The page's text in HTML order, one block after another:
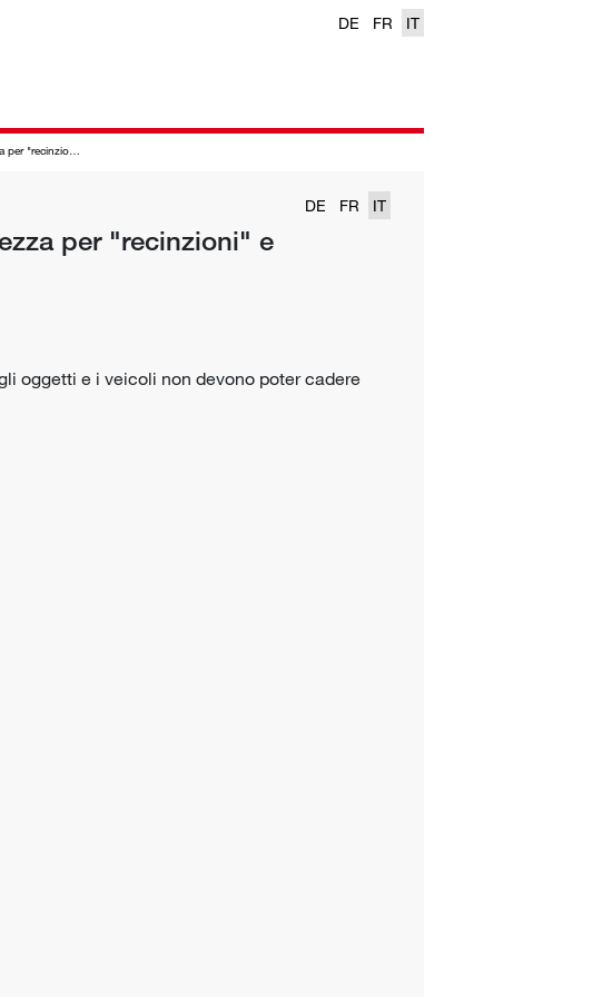
DE FR IT
e "parapetti"
DE FR IT
per "recinzioni" e
oggetti e i veicoli non devono poter cadere